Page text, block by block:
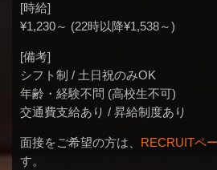
[時給]
¥1,230～ (22時以降¥1,538～)
[備考]
シフト制 / 土日祝のみOK
年齢・経験不問 (高校生不可)
交通費支給あり / 昇給制度あり
面接をご希望の方は、 RECRUITペ
す。